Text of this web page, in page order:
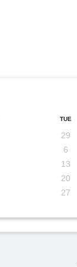
TUE
29
6
13
20
27